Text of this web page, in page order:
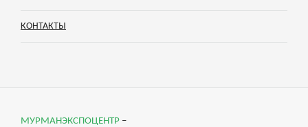
КОНТАКТЫ
МУРМАНЭКСПОЦЕНТР –